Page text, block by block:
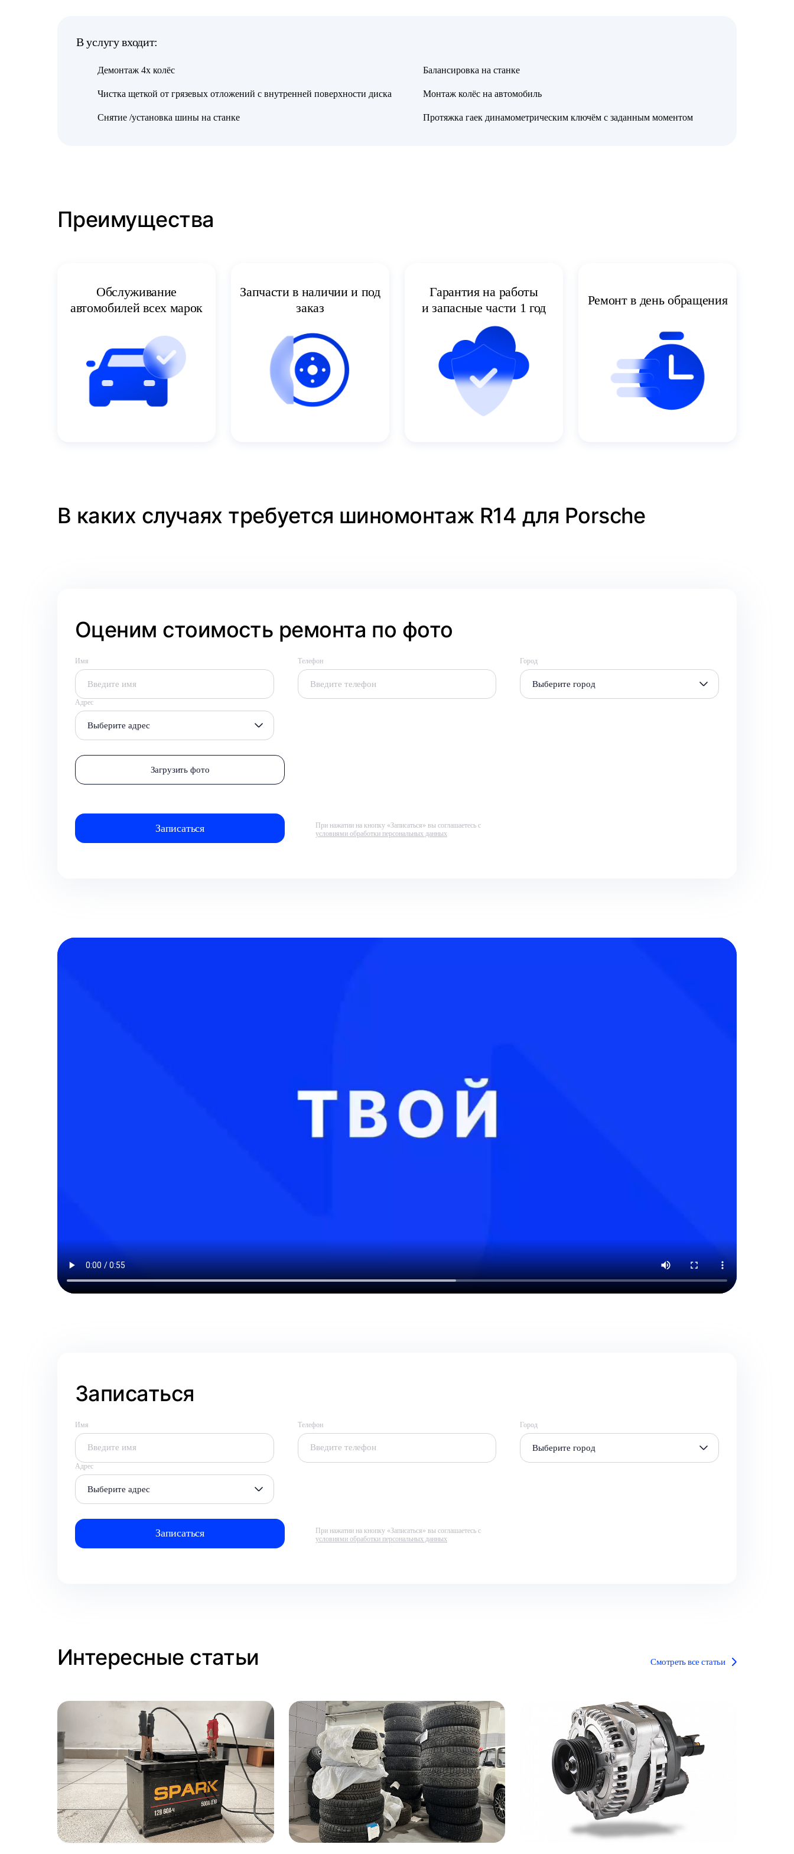
В услугу входит:
Демонтаж 4х колёс
Чистка щеткой от грязевых отложений с внутренней поверхности диска
Снятие /установка шины на станке
Балансировка на станке
Монтаж колёс на автомобиль
Протяжка гаек динамометрическим ключём с заданным моментом
Преимущества
Обслуживание
автомобилей всех марок
Запчасти в наличии и под
заказ
Гарантия на работы
и запасные части 1 год
Ремонт в день обращения
В каких случаях требуется шиномонтаж R14 для Porsche
Оценим стоимость ремонта по фото
Имя Телефон Город
Выберите город
Адрес
Выберите адрес
Загрузить фото
При нажатии на кнопку «Записаться» вы соглашаетесь с
условиями обработки персональных данных
Записаться
Имя Телефон Город
Выберите город
Адрес
Выберите адрес
При нажатии на кнопку «Записаться» вы соглашаетесь с
условиями обработки персональных данных
Интересные статьи Смотреть все статьи